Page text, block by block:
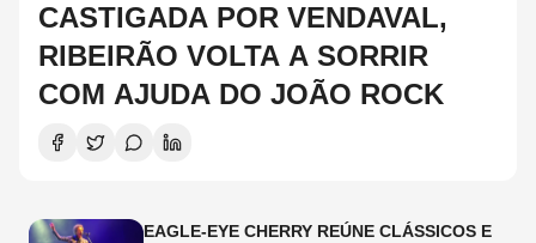
CASTIGADA POR VENDAVAL,
RIBEIRÃO VOLTA A SORRIR
COM AJUDA DO JOÃO ROCK
EAGLE-EYE CHERRY REÚNE CLÁSSICOS E